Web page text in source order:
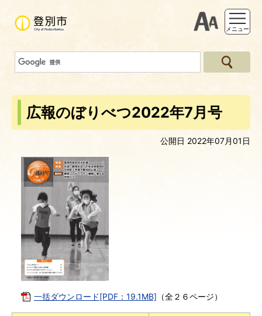
支援ツー
メニュー
広報のぼりべつ2022年7月号
公開日 2022年07月01日
一括ダウンロード[PDF：19.1MB] （全２６ページ）